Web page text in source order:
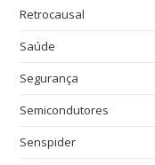
Retrocausal
Saúde
Segurança
Semicondutores
Senspider